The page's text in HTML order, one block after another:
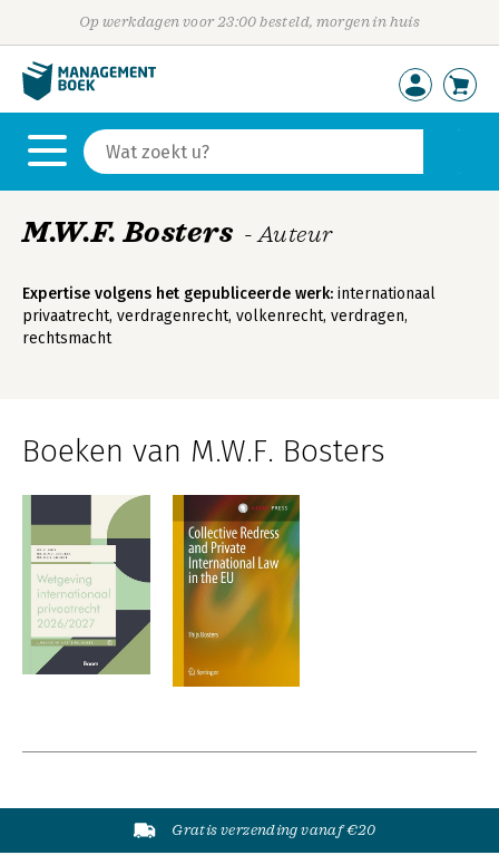
Op werkdagen voor 23:00 besteld, morgen in huis
M.W.F. Bosters - Auteur
Expertise volgens het gepubliceerde werk: internationaal
privaatrecht, verdragenrecht, volkenrecht, verdragen,
rechtsmacht
Boeken van M.W.F. Bosters
Gratis verzending vanaf €20